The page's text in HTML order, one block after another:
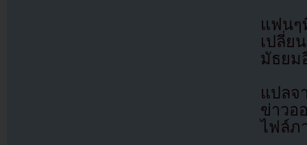
แฟนๆ
เปลี่ย
มัธยม
แปลจ
ข่าว
ไฟล์ภ